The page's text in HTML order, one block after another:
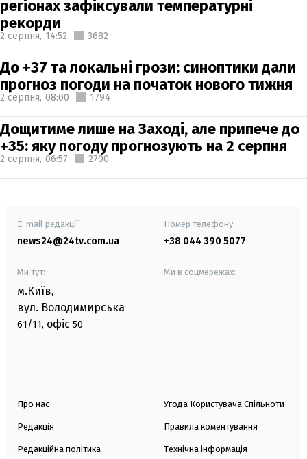
регіонах зафіксували температурні
рекорди
2 серпня, 14:52 3682
До +37 та локальні грози: синоптики дали
прогноз погоди на початок нового тижня
2 серпня, 08:00 1794
Дощитиме лише на Заході, але припече до
+35: яку погоду прогнозують на 2 серпня
2 серпня, 06:57 2700
E-mail редакції
news24@24tv.com.ua
Номер телефону:
+38 044 390 5077
Ми тут:
м.Київ,
вул. Володимирська
61/11, офіс 50
Ми в соцмережах:
Про нас
Редакція
Редакційна політика
Угода Користувача Спільноти
Правила коментування
Технічна інформація